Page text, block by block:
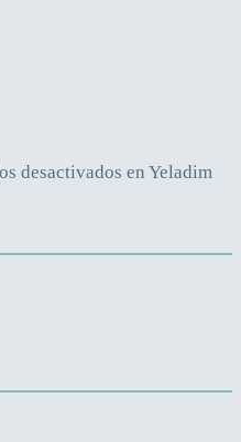
desactivados en Yeladim